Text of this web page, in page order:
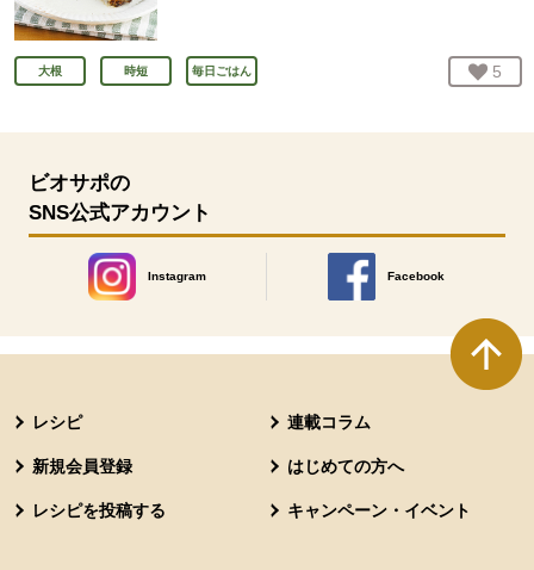
大根 時短 毎日ごはん お気
5
ビオサポの
SNS公式アカウント
Instagram
別のウィンドウで開きます。
Facebook
別のウィンドウで開きます
レシピ 連載コラム
新規会員登録 はじめての方へ
レシピを投稿する キャンペーン・イベント